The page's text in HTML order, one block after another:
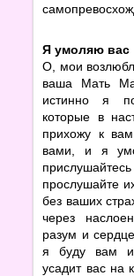
Я умоляю вас
О, мои
ваша Мать
истинно я
которые в
прихожу к
вами, и я
прослушайте
без ваших
через
разум и
я буду вам
усадит вас на